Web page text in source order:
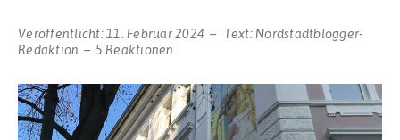
Veröffentlicht: 11. Februar 2024 Text: Nordstadtblogger-
Redaktion
5 Reaktionen